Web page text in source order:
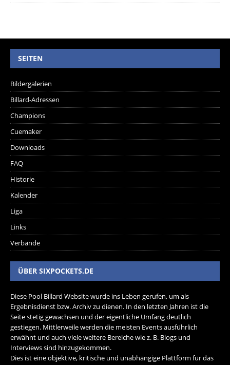
SEITEN
Bildergalerien
Billard-Adressen
Champions
Cuemaker
Downloads
FAQ
Historie
Kalender
Liga
Links
Verbände
ÜBER SIXPOCKETS.DE
Diese Pool Billard Website wurde ins Leben gerufen, um als
Ergebnisdienst bzw. Archiv zu dienen. In den letzten Jahren ist die
Seite stetig gewachsen und der eigentliche Umfang deutlich
gestiegen. Mittlerweile werden die meisten Events ausführlich
erwähnt und auch viele weitere Bereiche wie z. B. Blogs und
Interviews sind hinzugekommen.
Dies ist eine objektive, kritische und unabhängige Plattform für das